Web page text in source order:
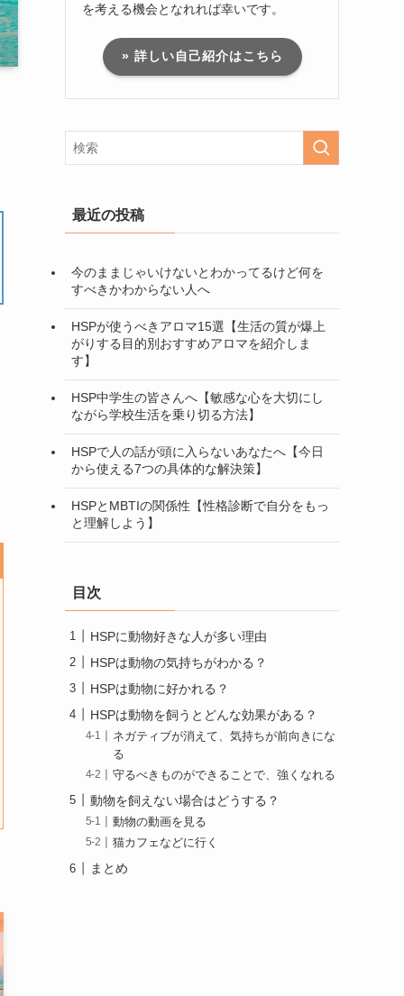
を考える機会となれれば幸いです。
» 詳しい自己紹介はこちら
最近の投稿
今のままじゃいけないとわかってるけど何を
すべきかわからない人へ
HSPが使うべきアロマ15選【生活の質が爆上
がりする目的別おすすめアロマを紹介しま
す】
HSP中学生の皆さんへ【敏感な心を大切にし
ながら学校生活を乗り切る方法】
HSPで人の話が頭に入らないあなたへ【今日
から使える7つの具体的な解決策】
HSPとMBTIの関係性【性格診断で自分をもっ
と理解しよう】
目次
HSPに動物好きな人が多い理由
HSPは動物の気持ちがわかる？
HSPは動物に好かれる？
HSPは動物を飼うとどんな効果がある？
ネガティブが消えて、気持ちが前向きにな
る
守るべきものができることで、強くなれる
動物を飼えない場合はどうする？
動物の動画を見る
猫カフェなどに行く
まとめ